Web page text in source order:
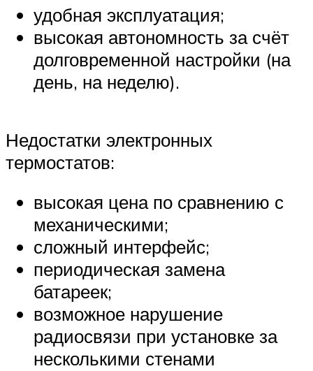
удобная эксплуатация;
высокая автономность за счёт
долговременной настройки (на
день, на неделю).
Недостатки электронных
термостатов:
высокая цена по сравнению с
механическими;
сложный интерфейс;
периодическая замена
батареек;
возможное нарушение
радиосвязи при установке за
несколькими стенами